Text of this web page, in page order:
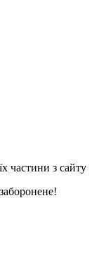
частини з сайту